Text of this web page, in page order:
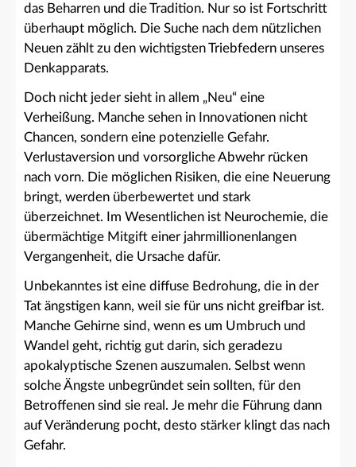
das Beharren und die Tradition. Nur so ist Fortschritt
überhaupt möglich. Die Suche nach dem nützlichen
Neuen zählt zu den wichtigsten Triebfedern unseres
Denkapparats.
Doch nicht jeder sieht in allem „Neu“ eine
Verheißung. Manche sehen in Innovationen nicht
Chancen, sondern eine potenzielle Gefahr.
Verlustaversion und vorsorgliche Abwehr rücken
nach vorn. Die möglichen Risiken, die eine Neuerung
bringt, werden überbewertet und stark
überzeichnet. Im Wesentlichen ist Neurochemie, die
übermächtige Mitgift einer jahrmillionenlangen
Vergangenheit, die Ursache dafür.
Unbekanntes ist eine diffuse Bedrohung, die in der
Tat ängstigen kann, weil sie für uns nicht greifbar ist.
Manche Gehirne sind, wenn es um Umbruch und
Wandel geht, richtig gut darin, sich geradezu
apokalyptische Szenen auszumalen. Selbst wenn
solche Ängste unbegründet sein sollten, für den
Betroffenen sind sie real. Je mehr die Führung dann
auf Veränderung pocht, desto stärker klingt das nach
Gefahr.